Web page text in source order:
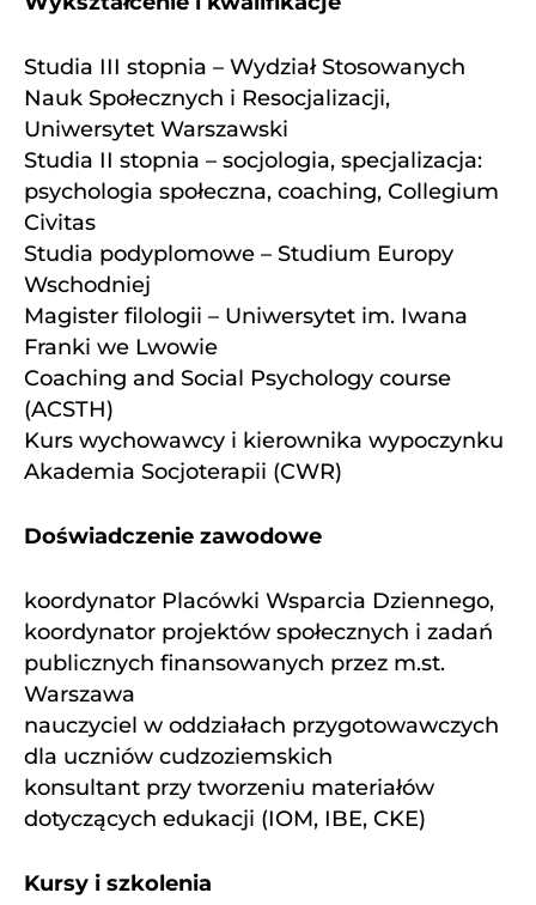
Studia III stopnia – Wydział Stosowanych
Nauk Społecznych i Resocjalizacji,
Uniwersytet Warszawski
Studia II stopnia – socjologia, specjalizacja:
psychologia społeczna, coaching, Collegium
Civitas
Studia podyplomowe – Studium Europy
Wschodniej
Magister filologii – Uniwersytet im. Iwana
Franki we Lwowie
Coaching and Social Psychology course
(ACSTH)
Kurs wychowawcy i kierownika wypoczynku
Akademia Socjoterapii (CWR)
Doświadczenie zawodowe
koordynator Placówki Wsparcia Dziennego,
koordynator projektów społecznych i zadań
publicznych finansowanych przez m.st.
Warszawa
nauczyciel w oddziałach przygotowawczych
dla uczniów cudzoziemskich
konsultant przy tworzeniu materiałów
dotyczących edukacji (IOM, IBE, CKE)
Kursy i szkolenia